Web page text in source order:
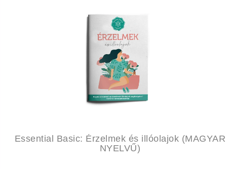
Essential Basic: Érzelmek és illóolajok (MAGYAR
NYELVŰ)